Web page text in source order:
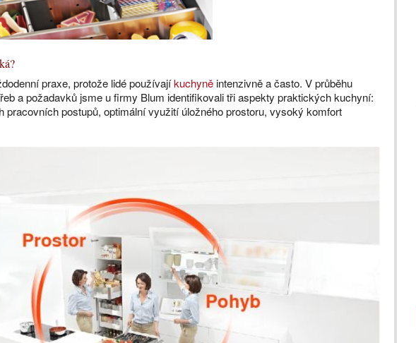
praxe, protože lidé používajíkuchyně intenzivně a často. V průběhu
a požadavků jsme u firmy Blum identifikovali tři aspekty praktických kuchyní:
pracovních postupů, optimální využití úložného prostoru, vysoký komfort